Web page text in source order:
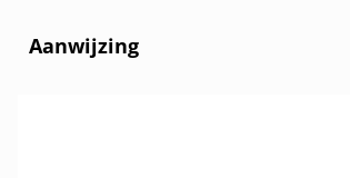
Aanwijzing